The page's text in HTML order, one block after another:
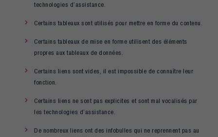
technologies d’assistance.
Certains tableaux sont utilisés pour mettre en forme du contenu.
Certains tableaux de mise en forme utilisent des éléments
propres aux tableaux de données.
Certains liens sont vides, il est impossible de connaître leur
fonction.
Certains liens ne sont pas explicites et sont mal vocalisés par
les technologies d’assistance.
De nombreux liens ont des infobulles qui ne reprennent pas au